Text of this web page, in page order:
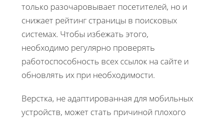
только разочаровывает посетителей, но и
снижает рейтинг страницы в поисковых
системах. Чтобы избежать этого,
необходимо регулярно проверять
работоспособность всех ссылок на сайте и
обновлять их при необходимости.
Верстка, не адаптированная для мобильных
устройств, может стать причиной плохого